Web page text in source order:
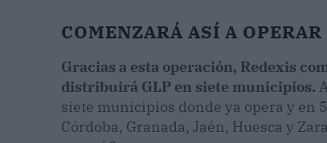
COMENZARÁ ASÍ A
Gracias a esta operación, Redexis
distribuirá GLP en siete municipios.
siete municipios donde ya opera y en
Córdoba, Granada, Jaén, Huesca y